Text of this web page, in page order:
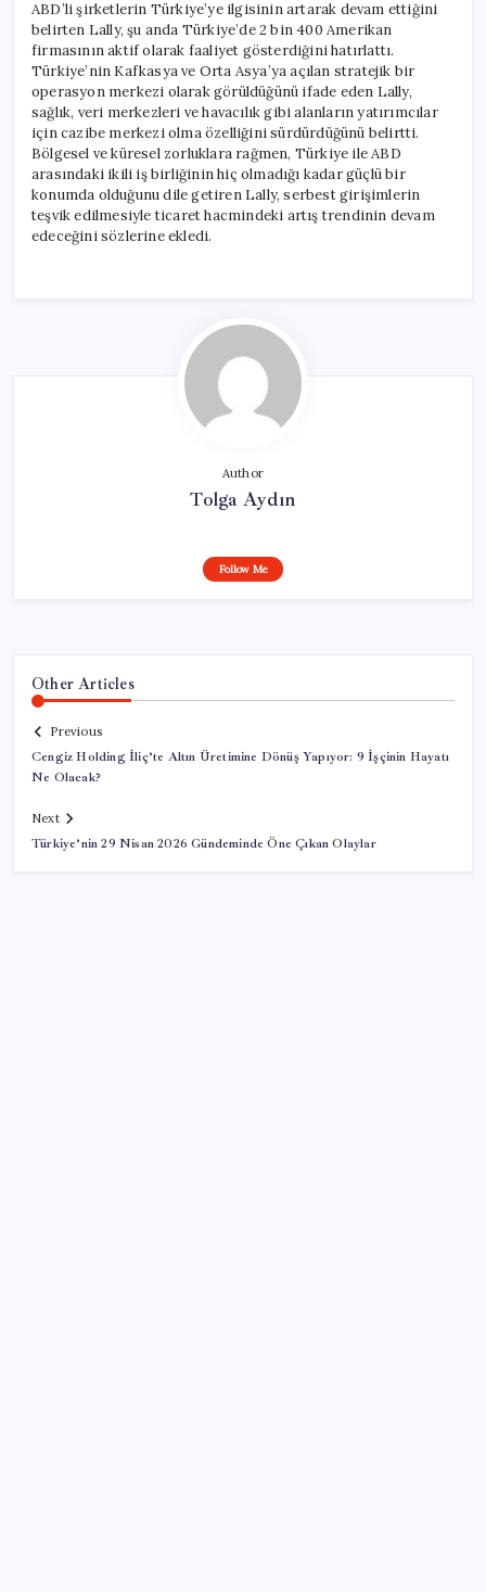
ABD’li şirketlerin Türkiye’ye ilgisinin artarak devam ettiğini
belirten Lally, şu anda Türkiye’de 2 bin 400 Amerikan
firmasının aktif olarak faaliyet gösterdiğini hatırlattı.
Türkiye’nin Kafkasya ve Orta Asya’ya açılan stratejik bir
operasyon merkezi olarak görüldüğünü ifade eden Lally,
sağlık, veri merkezleri ve havacılık gibi alanların yatırımcılar
için cazibe merkezi olma özelliğini sürdürdüğünü belirtti.
Bölgesel ve küresel zorluklara rağmen, Türkiye ile ABD
arasındaki ikili iş birliğinin hiç olmadığı kadar güçlü bir
konumda olduğunu dile getiren Lally, serbest girişimlerin
teşvik edilmesiyle ticaret hacmindeki artış trendinin devam
edeceğini sözlerine ekledi.
Author
Tolga Aydın
Follow Me
Other Articles
Previous
Cengiz Holding İliç’te Altın Üretimine Dönüş Yapıyor: 9 İşçinin Hayatı
Ne Olacak?
Next
Türkiye’nin 29 Nisan 2026 Gündeminde Öne Çıkan Olaylar